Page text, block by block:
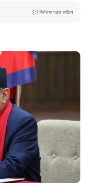
1 मिनेटमा पढ्न सकिने